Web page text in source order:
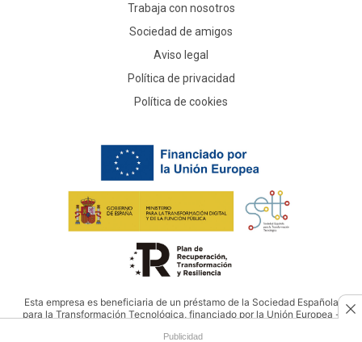
Publicidad
Trabaja con nosotros
Sociedad de amigos
Aviso legal
Política de privacidad
Política de cookies
Esta empresa es beneficiaria de un préstamo de la Sociedad Española
para la Transformación Tecnológica, financiado por la Unión Europea -